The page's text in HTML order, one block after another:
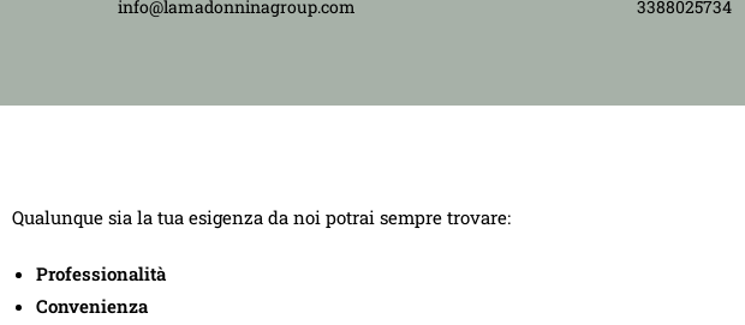
info@lamadonninagroup.com 3388025734
Qualunque sia la tua esigenza da noi potrai sempre trovare:
Professionalità
Convenienza